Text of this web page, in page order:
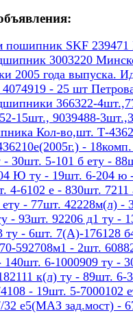
пошипник SKF 239471
3003220
2005 года выпуска.
- 25 шт
366322-
15шт., 9039488-
Кол-во,шт. Т-
-
30шт. 5-101 б ету -
Ю ту - 19шт. 6-204 ю
4-6102 е - 830шт.
ету - 77шт. 42228м(л)
- 93шт. 92206 д1 ту
ту - 6шт. 7(А)-176128
592708м1 - 2шт.
140шт. 6-1000909 ту -
к(л) ту - 89шт.
- 19шт. 5-7000102
32 е5(МАЗ зад.мост) -